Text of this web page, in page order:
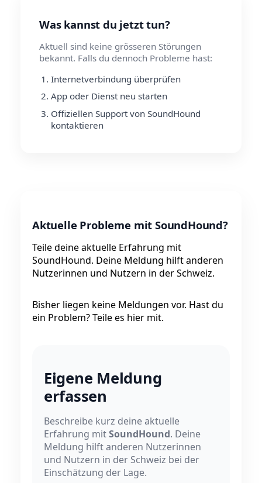
Was kannst du jetzt tun?
Aktuell sind keine grösseren Störungen
bekannt. Falls du dennoch Probleme hast:
Internetverbindung überprüfen
App oder Dienst neu starten
Offiziellen Support von SoundHound
kontaktieren
Aktuelle Probleme mit SoundHound?
Teile deine aktuelle Erfahrung mit
SoundHound. Deine Meldung hilft anderen
Nutzerinnen und Nutzern in der Schweiz.
Bisher liegen keine Meldungen vor. Hast du
ein Problem? Teile es hier mit.
Eigene Meldung
erfassen
Beschreibe kurz deine aktuelle
Erfahrung mitSoundHound. Deine
Meldung hilft anderen Nutzerinnen
und Nutzern in der Schweiz bei der
Einschätzung der Lage.